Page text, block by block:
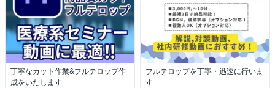
丁寧なカット作業&フルテロップ作
成をいたします
フルテロップを丁寧・迅速に行いま
す